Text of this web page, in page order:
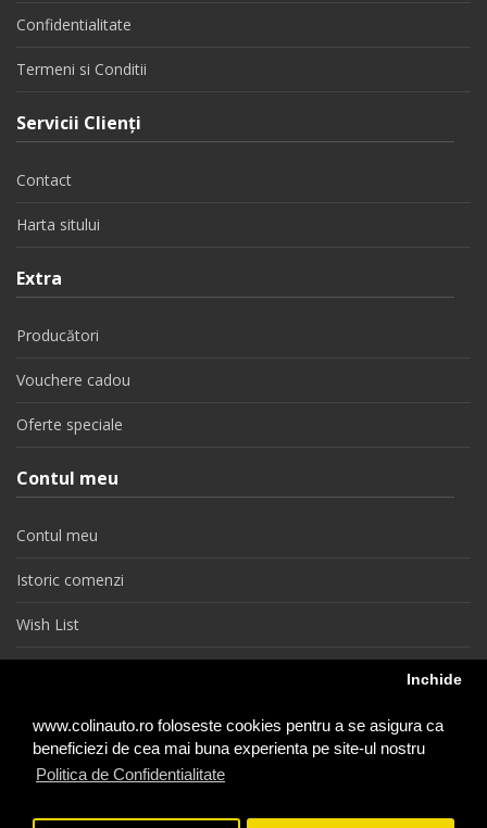
www.colinauto.ro foloseste cookies pentru a se asigura ca
beneficiezi de cea mai buna experienta pe site-ul nostru
Politica de Confidentialitate
Inchide
Confidentialitate
Termeni si Conditii
Servicii Clienţi
Contact
Harta sitului
Extra
Producători
Vouchere cadou
Oferte speciale
Contul meu
Contul meu
Istoric comenzi
Wish List